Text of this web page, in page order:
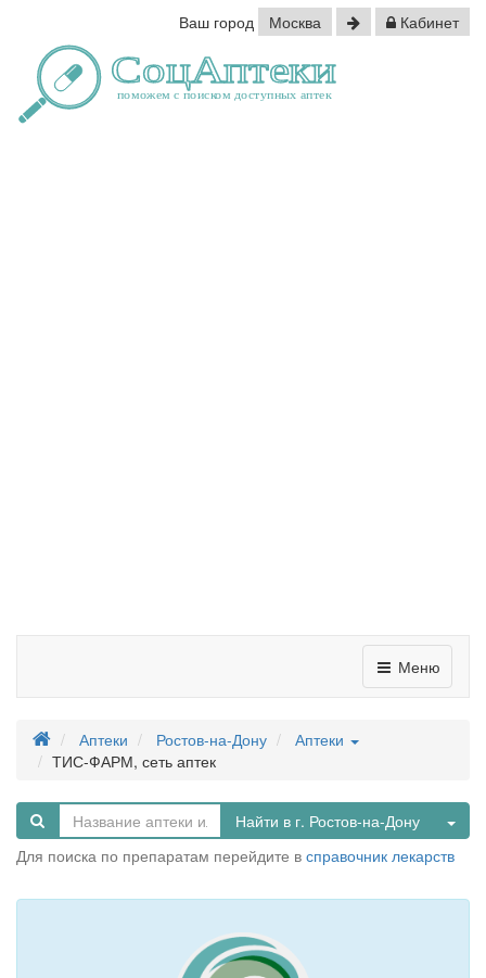
Ваш город Москва Кабинет
Меню
Аптеки Ростов-на-Дону
Аптеки
ТИС-ФАРМ, сеть аптек
Найти в г. Ростов-на-Дону
Для поиска по препаратам перейдите в справочник лекарств